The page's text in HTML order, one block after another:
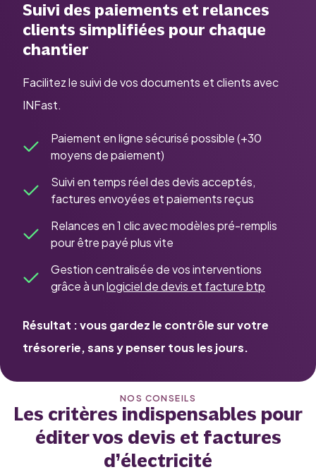
Suivi des paiements et relances
clients simplifiées pour chaque
chantier
Facilitez le suivi de vos documents et clients avec
INFast.
Paiement en ligne sécurisé possible (+30
moyens de paiement)
Suivi en temps réel des devis acceptés,
factures envoyées et paiements reçus
Relances en 1 clic avec modèles pré-remplis
pour être payé plus vite
Gestion centralisée de vos interventions
grâce à unlogiciel de devis et facture btp
Résultat :vous gardez le contrôle sur votre
trésorerie, sans y penser tous les jours.
NOS CONSEILS
Les critères indispensables pour
éditer vos devis et factures
d’électricité